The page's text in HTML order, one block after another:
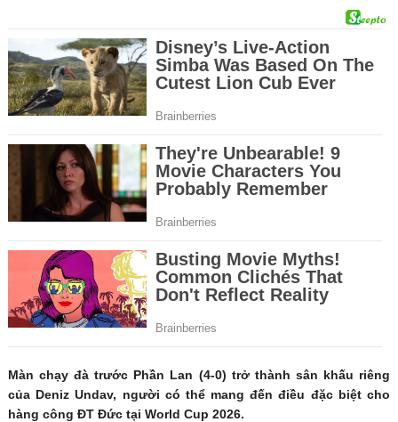
Màn chạy đà trước Phần Lan (4-0) trở thành sân khấu riêng
của Deniz Undav, người có thể mang đến điều đặc biệt cho
hàng công ĐT Đức tại World Cup 2026.